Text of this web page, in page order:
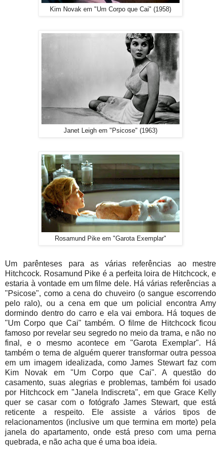
Kim Novak em "Um Corpo que Cai" (1958)
Janet Leigh em "Psicose" (1963)
Rosamund Pike em "Garota Exemplar"
Um parênteses para as várias referências ao mestre
Hitchcock. Rosamund Pike é a perfeita loira de Hitchcock, e
estaria à vontade em um filme dele. Há várias referências a
"Psicose", como a cena do chuveiro (o sangue escorrendo
pelo ralo), ou a cena em que um policial encontra Amy
dormindo dentro do carro e ela vai embora. Há toques de
"Um Corpo que Cai" também. O filme de Hitchcock ficou
famoso por revelar seu segredo no meio da trama, e não no
final, e o mesmo acontece em "Garota Exemplar". Há
também o tema de alguém querer transformar outra pessoa
em um imagem idealizada, como James Stewart faz com
Kim Novak em "Um Corpo que Cai". A questão do
casamento, suas alegrias e problemas, também foi usado
por Hitchcock em "Janela Indiscreta", em que Grace Kelly
quer se casar com o fotógrafo James Stewart, que está
reticente a respeito. Ele assiste a vários tipos de
relacionamentos (inclusive um que termina em morte) pela
janela do apartamento, onde está preso com uma perna
quebrada, e não acha que é uma boa ideia.